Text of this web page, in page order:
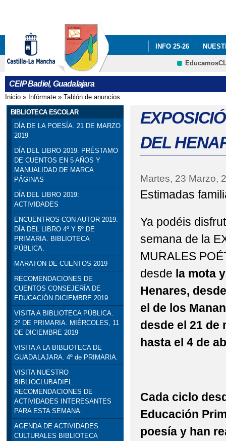
INFO 25-26
INFÓRMATE
ENGLISH PROJECT:
PRIMARIA). SEXTO DE
PROGRAMA # TÚ
ESCOLAR. 4º PRIMARIA
SELLO DE CALIDAD
STEAM: TALLER DE
VISITA
CEIP Badiel, Guadalajara
Se encuentra usted aquí
Inicio » Infórmate » Tablón de anuncios
BIBLIOTECA ESCOLAR
DÍA DE LA POESÍA. 21 DE MARZO
2019
DÍA DEL LIBRO 2019. PRÉSTAMO
DE CUENTOS EN 5 AÑOS Y
MANUALIDAD DE MARCA
PÁGINAS
DÍA DEL LIBRO 2019:
ACTIVIDADES
ENCUENTROS CON AUTOR 2019.
DÍA DEL LIBRO 4º Y 5º DE
PRIMARIA. BIBLIOTECA
PÚBLICA.
MARATON DE CUENTOS 2019
RECOMENDACIONES DE
CUENTOS CONSEJERÍA DE
EDUCACIÓN DICIEMBRE 2019
VISITA A BIBLIOTECA PÚBLICA.
2º DE PRIMARIA. MIÉRCOLES, 11
DE DICIEMBRE 2019
VISITA A LA BIBLIOTECA DE
GUADALAJARA. 4º de PRIMARIA.
VISITA NUESTRO
BIBLIOCLUBADIEL.
RECOMENDACIONES DE
ACTIVIDADES INTERESANTES
PARA ESTA SEMANA.
AGENDA DE ACTIVIDADES
CULTURALES BIBLIOTECA
DEL
Martes, 23 Marzo,
Estimadas
Ya podéis
semana de la
MURALES
desde la mota
Henares,
el de los
desde el 21 de
hasta el 4 de
Cada ciclo
Educación
poesía y han